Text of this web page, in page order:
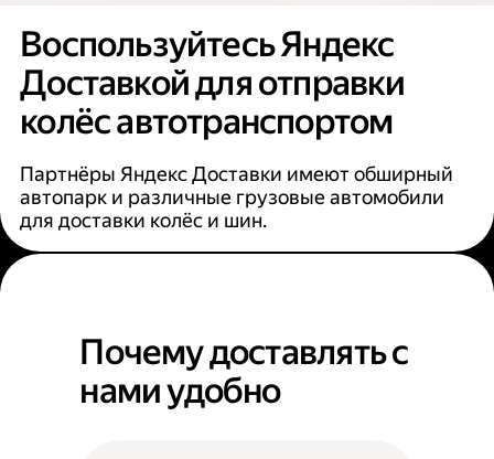
Воспользуйтесь Яндекс
Доставкой для отправки
колёс автотранспортом
Партнёры Яндекс Доставки имеют обширный
автопарк и различные грузовые автомобили
для доставки колёс и шин.
Почему доставлять с
нами удобно